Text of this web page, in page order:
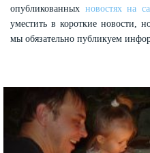
опубликованных новостях на
уместить в короткие новости,
мы обязательно публикуем